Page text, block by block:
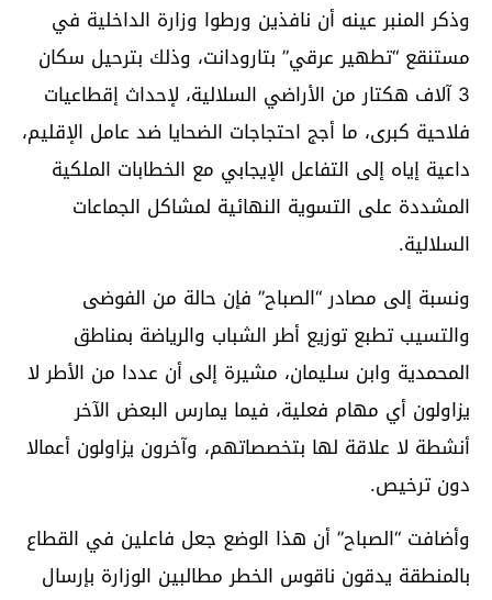
وذكر المنبر عينه أن نافذين ورطوا وزارة الداخلية في
مستنقع “تطهير عرقي” بتارودانت، وذلك بترحيل سكان
3 آلاف هكتار من الأراضي السلالية، لإحداث إقطاعيات
فلاحية كبرى، ما أجج احتجاجات الضحايا ضد عامل الإقليم،
داعية إياه إلى التفاعل الإيجابي مع الخطابات الملكية
المشددة على التسوية النهائية لمشاكل الجماعات
السلالية.
ونسبة إلى مصادر “الصباح” فإن حالة من الفوضى
والتسيب تطبع توزيع أطر الشباب والرياضة بمناطق
المحمدية وابن سليمان، مشيرة إلى أن عددا من الأطر لا
يزاولون أي مهام فعلية، فيما يمارس البعض الآخر
أنشطة لا علاقة لها بتخصصاتهم، وآخرون يزاولون أعمالا
دون ترخيص.
وأضافت “الصباح” أن هذا الوضع جعل فاعلين في القطاع
بالمنطقة يدقون ناقوس الخطر مطالبين الوزارة بإرسال